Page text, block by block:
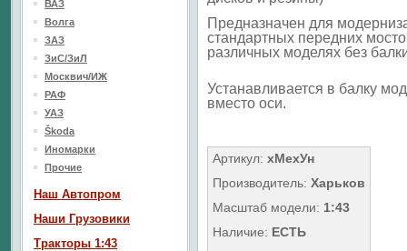
Предназначен для
стандартных передних
различных моделях без
Устанавливается в балку
вместо оси.
Артикул: xМехУн
Производитель: Харьков
Масштаб модели: 1:43
Наличие: ЕСТЬ
ВАЗ
Волга
ЗАЗ
ЗиС/ЗиЛ
Москвич/ИЖ
РАФ
УАЗ
Škoda
Иномарки
Прочие
Наш Aвтопром
Наши Грузовики
Тракторы 1:43